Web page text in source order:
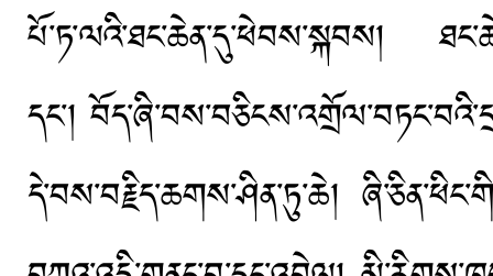
པོ་ཏ་ལའི་ཐང་ཆེན་དུ་ཕེབས་སྐབས།
དང་།
དེ་བས་བརྗིད་ཆགས་ཤིན་ཏུ་ཆེ།